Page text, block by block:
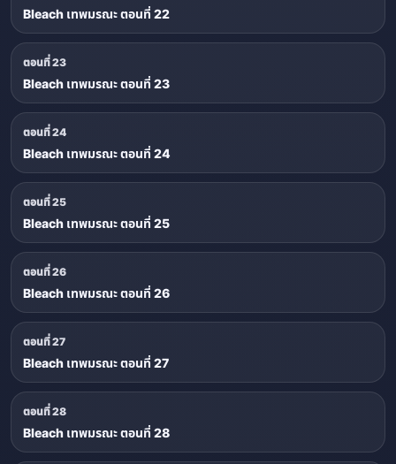
Bleach เทพมรณะ ตอนที่ 22
ตอนที่ 23
Bleach เทพมรณะ ตอนที่ 23
ตอนที่ 24
Bleach เทพมรณะ ตอนที่ 24
ตอนที่ 25
Bleach เทพมรณะ ตอนที่ 25
ตอนที่ 26
Bleach เทพมรณะ ตอนที่ 26
ตอนที่ 27
Bleach เทพมรณะ ตอนที่ 27
ตอนที่ 28
Bleach เทพมรณะ ตอนที่ 28